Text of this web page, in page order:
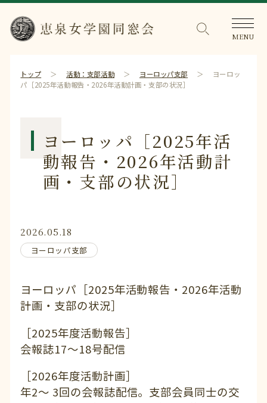
トップ 活動：支部活動 ヨーロッパ支部
ヨーロッ
パ［2025年活動報告・2026年活動計画・支部の状況］
ヨーロッパ［2025年活
動報告・2026年活動計
画・支部の状況］
2026.05.18
ヨーロッパ支部
ヨーロッパ［2025年活動報告・2026年活動
計画・支部の状況］
［2025年度活動報告］
会報誌17〜18号配信
［2026年度活動計画］
年2〜 3回の会報誌配信。支部会員同士の交